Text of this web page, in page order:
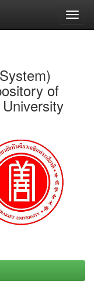
of